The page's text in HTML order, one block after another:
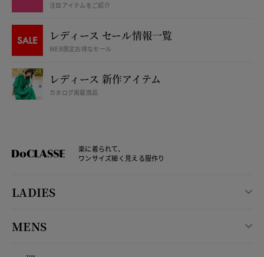
注目アイテムをご紹介
レディース セール情報一覧
WEB限定お得なセール
レディース 新作アイテム
カタログ掲載商品
楽に着られて、
ワンサイズ細く見える服作り
LADIES
MENS